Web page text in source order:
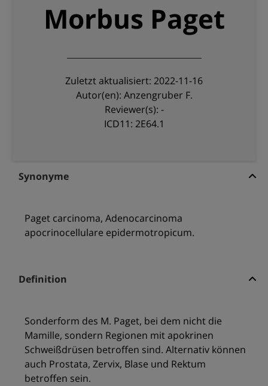
Morbus Paget
Zuletzt aktualisiert: 2022-11-16
Autor(en): Anzengruber F.
Reviewer(s): -
ICD11: 2E64.1
Synonyme
Paget carcinoma, Adenocarcinoma
apocrinocellulare epidermotropicum.
Definition
Sonderform des M. Paget, bei dem nicht die
Mamille, sondern Regionen mit apokrinen
Schweißdrüsen betroffen sind. Alternativ können
auch Prostata, Zervix, Blase und Rektum
betroffen sein.